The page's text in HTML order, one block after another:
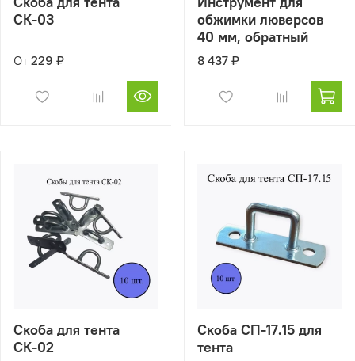
СК-03
От 229 ₽
обжимки люверсов
40 мм, обратный
8 437 ₽
Скоба для тента
СК-02
Скоба СП-17.15 для
тента